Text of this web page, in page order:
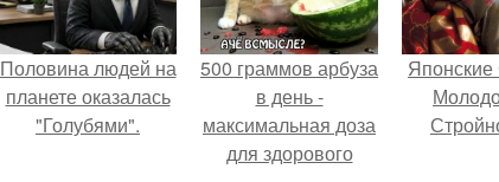
Половина людей на
планете оказалась
"Голубями".
500 граммов арбуза
в день -
максимальная доза
для здорового